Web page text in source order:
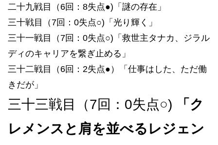
二十九戦目（6回：8失点●)「謎の存在」
三十戦目（7回：0失点○)「光り輝く」
三十一戦目（7回：0失点○)「救世主タナカ、ジラル
ディのキャリアを繋ぎ止める」
三十二戦目（6回：2失点●）「仕事はした、ただ働
きだが」
三十三戦目（7回：0失点○)
「ク
レメンスと肩を並べるレジェン